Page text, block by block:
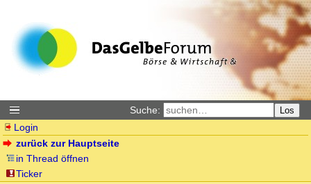
Suche: Los
Login
zurück zur Hauptseite
in Thread öffnen
Ticker